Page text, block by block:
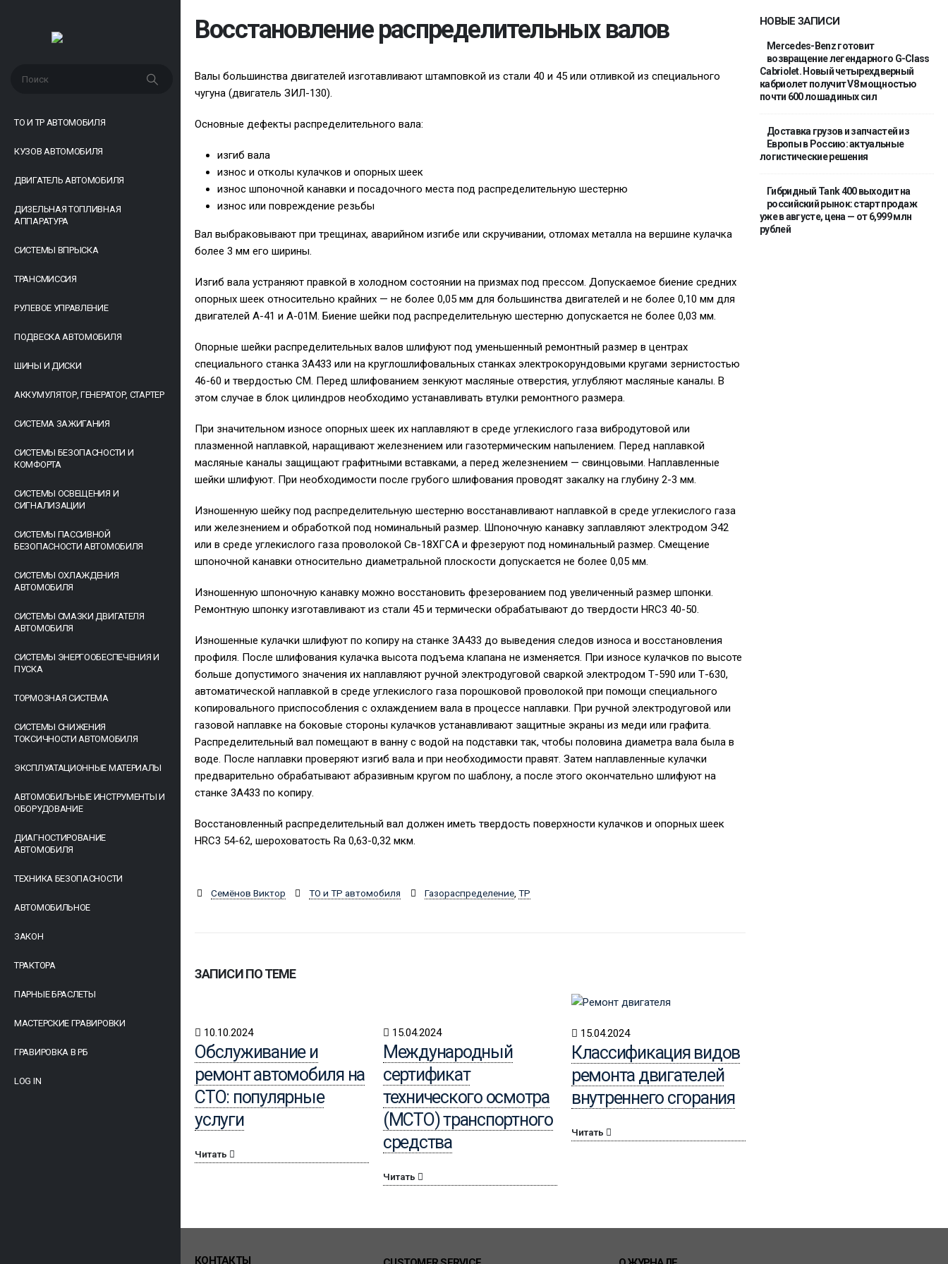
ТО И ТР АВТОМОБИЛЯ
КУЗОВ АВТОМОБИЛЯ
ДВИГАТЕЛЬ АВТОМОБИЛЯ
ДИЗЕЛЬНАЯ ТОПЛИВНАЯ
АППАРАТУРА
СИСТЕМЫ ВПРЫСКА
ТРАНСМИССИЯ
РУЛЕВОЕ УПРАВЛЕНИЕ
ПОДВЕСКА АВТОМОБИЛЯ
ШИНЫ И ДИСКИ
АККУМУЛЯТОР, ГЕНЕРАТОР, СТАРТЕР
СИСТЕМА ЗАЖИГАНИЯ
СИСТЕМЫ БЕЗОПАСНОСТИ И
КОМФОРТА
СИСТЕМЫ ОСВЕЩЕНИЯ И
СИГНАЛИЗАЦИИ
СИСТЕМЫ ПАССИВНОЙ
БЕЗОПАСНОСТИ АВТОМОБИЛЯ
СИСТЕМЫ ОХЛАЖДЕНИЯ
АВТОМОБИЛЯ
СИСТЕМЫ СМАЗКИ ДВИГАТЕЛЯ
АВТОМОБИЛЯ
СИСТЕМЫ ЭНЕРГООБЕСПЕЧЕНИЯ И
ПУСКА
ТОРМОЗНАЯ СИСТЕМА
СИСТЕМЫ СНИЖЕНИЯ
ТОКСИЧНОСТИ АВТОМОБИЛЯ
ЭКСПЛУАТАЦИОННЫЕ МАТЕРИАЛЫ
АВТОМОБИЛЬНЫЕ ИНСТРУМЕНТЫ И
ОБОРУДОВАНИЕ
ДИАГНОСТИРОВАНИЕ
АВТОМОБИЛЯ
ТЕХНИКА БЕЗОПАСНОСТИ
АВТОМОБИЛЬНОЕ
ЗАКОН
ТРАКТОРА
ПАРНЫЕ БРАСЛЕТЫ
МАСТЕРСКИЕ ГРАВИРОВКИ
ГРАВИРОВКА В РБ
LOG IN
Восстановление распределительных валов
Валы большинства двигателей изготавливают штамповкой из стали 40 и 45 или отливкой из специального
чугуна (двигатель ЗИЛ-130).
Основные дефекты распределительного вала:
изгиб вала
износ и отколы кулачков и опорных шеек
износ шпоночной канавки и посадочного места под распределительную шестерню
износ или повреждение резьбы
Вал выбраковывают при трещинах, аварийном изгибе или скручивании, отломах металла на вершине кулачка
более 3 мм его ширины.
Изгиб вала устраняют правкой в холодном состоянии на призмах под прессом. Допускаемое биение средних
опорных шеек относительно крайних — не более 0,05 мм для большинства двигателей и не более 0,10 мм для
двигателей А-41 и А-01М. Биение шейки под распределительную шестерню допускается не более 0,03 мм.
Опорные шейки распределительных валов шлифуют под уменьшенный ремонтный размер в центрах
специального станка 3A433 или на круглошлифовальных станках электрокорундовыми кругами зернистостью
46-60 и твердостью СМ. Перед шлифованием зенкуют масляные отверстия, углубляют масляные каналы. В
этом случае в блок цилиндров необходимо устанавливать втулки ремонтного размера.
При значительном износе опорных шеек их наплавляют в среде углекислого газа вибродутовой или
плазменной наплавкой, наращивают железнением или газотермическим напылением. Перед наплавкой
масляные каналы защищают графитными вставками, а перед железнением — свинцовыми. Наплавленные
шейки шлифуют. При необходимости после грубого шлифования проводят закалку на глубину 2-3 мм.
Изношенную шейку под распределительную шестерню восстанавливают наплавкой в среде углекислого газа
или железнением и обработкой под номинальный размер. Шпоночную канавку заплавляют электродом Э42
или в среде углекислого газа проволокой Св-18ХГСА и фрезеруют под номинальный размер. Смещение
шпоночной канавки относительно диаметральной плоскости допускается не более 0,05 мм.
Изношенную шпоночную канавку можно восстановить фрезерованием под увеличенный размер шпонки.
Ремонтную шпонку изготавливают из стали 45 и термически обрабатывают до твердости HRC3 40-50.
Изношенные кулачки шлифуют по копиру на станке 3A433 до выведения следов износа и восстановления
профиля. После шлифования кулачка высота подъема клапана не изменяется. При износе кулачков по высоте
больше допустимого значения их наплавляют ручной электродуговой сваркой электродом Т-590 или Т-630,
автоматической наплавкой в среде углекислого газа порошковой проволокой при помощи специального
копировального приспособления с охлаждением вала в процессе наплавки. При ручной электродуговой или
газовой наплавке на боковые стороны кулачков устанавливают защитные экраны из меди или графита.
Распределительный вал помещают в ванну с водой на подставки так, чтобы половина диаметра вала была в
воде. После наплавки проверяют изгиб вала и при необходимости правят. Затем наплавленные кулачки
предварительно обрабатывают абразивным кругом по шаблону, а после этого окончательно шлифуют на
станке 3A433 по копиру.
Восстановленный распределительный вал должен иметь твердость поверхности кулачков и опорных шеек
HRC3 54-62, шероховатость Ra 0,63-0,32 мкм.
Семёнов Виктор ТО и ТР автомобиля Газораспределение, ТР
ЗАПИСИ ПО ТЕМЕ
10.10.2024
Обслуживание и
ремонт автомобиля на
СТО: популярные
услуги
Читать
15.04.2024
Международный
сертификат
технического осмотра
(МСТО) транспортного
средства
Читать
15.04.2024
Классификация видов
ремонта двигателей
внутреннего сгорания
Читать
НОВЫЕ ЗАПИСИ
Mercedes-Benz готовит
возвращение легендарного G-Class
Cabriolet. Новый четырехдверный
кабриолет получит V8 мощностью
почти 600 лошадиных сил
Доставка грузов и запчастей из
Европы в Россию: актуальные
логистические решения
Гибридный Tank 400 выходит на
российский рынок: старт продаж
уже в августе, цена — от 6,999 млн
рублей
КОНТАКТЫ